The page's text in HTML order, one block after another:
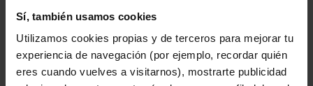
Sí, también usamos cookies
Utilizamos cookies propias y de terceros para mejorar tu
experiencia de navegación (por ejemplo, recordar quién
eres cuando vuelves a visitarnos), mostrarte publicidad
permitan el correcto funcionamiento de su sitio
componentes dañinos. Sin embargo, iAhorro
Technologies no puede hacerse responsable de:
(a) la continuidad y disponibilidad de los